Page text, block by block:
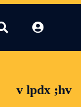
v lpdx ;hv